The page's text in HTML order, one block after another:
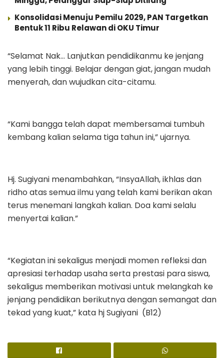
Konsolidasi Menuju Pemilu 2029, PAN Targetkan
Bentuk 11 Ribu Relawan di OKU Timur
“Selamat Nak… Lanjutkan pendidikanmu ke jenjang
yang lebih tinggi. Belajar dengan giat, jangan mudah
menyerah, dan wujudkan cita-citamu.
“Kami bangga telah dapat membersamai tumbuh
kembang kalian selama tiga tahun ini,” ujarnya.
Hj. Sugiyani menambahkan, “InsyaAllah, ikhlas dan
ridho atas semua ilmu yang telah kami berikan akan
terus menemani langkah kalian. Doa kami selalu
menyertai kalian.”
“Kegiatan ini sekaligus menjadi momen refleksi dan
apresiasi terhadap usaha serta prestasi para siswa,
sekaligus memberikan motivasi untuk melangkah ke
jenjang pendidikan berikutnya dengan semangat dan
tekad yang kuat,” kata hj Sugiyani (B12)